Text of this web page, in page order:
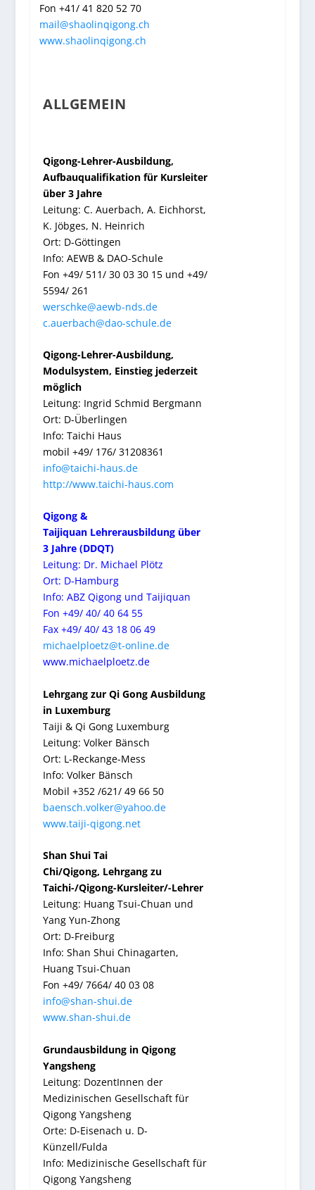
Fon +41/ 41 820 52 70
mail@shaolinqigong.ch
www.shaolinqigong.ch
ALLGEMEIN
Qigong-Lehrer-Ausbildung,
Aufbauqualifikation für Kursleiter
über 3 Jahre
Leitung: C. Auerbach, A. Eichhorst,
K. Jöbges, N. Heinrich
Ort: D-Göttingen
Info: AEWB & DAO-Schule
Fon +49/ 511/ 30 03 30 15 und +49/
5594/ 261
werschke@aewb-nds.de
c.auerbach@dao-schule.de
Qigong-Lehrer-Ausbildung,
Modulsystem, Einstieg jederzeit
möglich
Leitung: Ingrid Schmid Bergmann
Ort: D-Überlingen
Info: Taichi Haus
mobil +49/ 176/ 31208361
info@taichi-haus.de
http://www.taichi-haus.com
Qigong &
Taijiquan Lehrerausbildung über
3 Jahre (DDQT)
Leitung: Dr. Michael Plötz
Ort: D-Hamburg
Info: ABZ Qigong und Taijiquan
Fon +49/ 40/ 40 64 55
Fax +49/ 40/ 43 18 06 49
michaelploetz@t-online.de
www.michaelploetz.de
Lehrgang zur Qi Gong Ausbildung
in Luxemburg
Taiji & Qi Gong Luxemburg
Leitung: Volker Bänsch
Ort: L-Reckange-Mess
Info: Volker Bänsch
Mobil +352 /621/ 49 66 50
baensch.volker@yahoo.de
www.taiji-qigong.net
Shan Shui Tai
Chi/Qigong, Lehrgang zu
Taichi-/Qigong-Kursleiter/-Lehrer
Leitung: Huang Tsui-Chuan und
Yang Yun-Zhong
Ort: D-Freiburg
Info: Shan Shui Chinagarten,
Huang Tsui-Chuan
Fon +49/ 7664/ 40 03 08
info@shan-shui.de
www.shan-shui.de
Grundausbildung in Qigong
Yangsheng
Leitung: DozentInnen der
Medizinischen Gesellschaft für
Qigong Yangsheng
Orte: D-Eisenach u. D-
Künzell/Fulda
Info: Medizinische Gesellschaft für
Qigong Yangsheng